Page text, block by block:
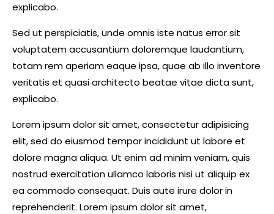
explicabo.
Sed ut perspiciatis, unde omnis iste natus error sit
voluptatem accusantium doloremque laudantium,
totam rem aperiam eaque ipsa, quae ab illo inventore
veritatis et quasi architecto beatae vitae dicta sunt,
explicabo.
Lorem ipsum dolor sit amet, consectetur adipisicing
elit, sed do eiusmod tempor incididunt ut labore et
dolore magna aliqua. Ut enim ad minim veniam, quis
nostrud exercitation ullamco laboris nisi ut aliquip ex
ea commodo consequat. Duis aute irure dolor in
reprehenderit. Lorem ipsum dolor sit amet,